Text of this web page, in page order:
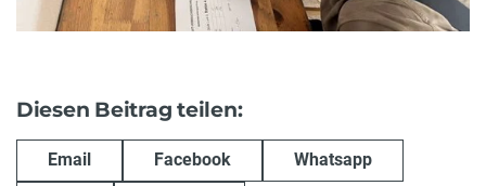
Diesen Beitrag teilen:
Email Facebook Whatsapp